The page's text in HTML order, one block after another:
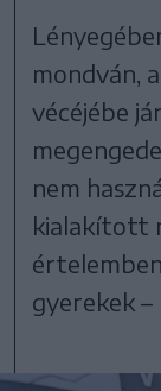
mondván,
vécéjébe
nem
kialakított
gyerekek